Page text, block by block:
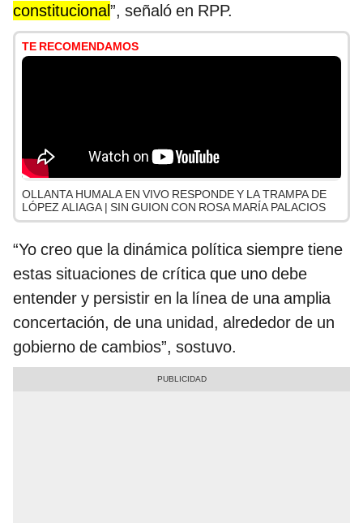
constitucional”, señaló en RPP.
TE RECOMENDAMOS
OLLANTA HUMALA EN VIVO RESPONDE Y LA TRAMPA DE
LÓPEZ ALIAGA | SIN GUION CON ROSA MARÍA PALACIOS
“Yo creo que la dinámica política siempre tiene
estas situaciones de crítica que uno debe
entender y persistir en la línea de una amplia
concertación, de una unidad, alrededor de un
gobierno de cambios”, sostuvo.